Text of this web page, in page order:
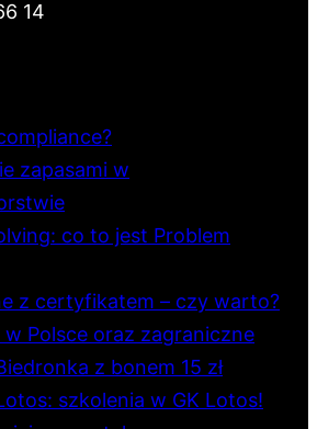
14
zapasami w
co to jest Problem
z certyfikatem – czy warto?
w Polsce oraz zagraniczne
z bonem 15 zł
szkolenia w GK Lotos!